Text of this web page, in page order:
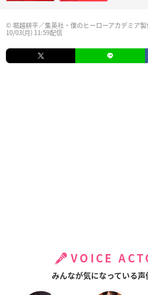
© 堀越耕平／集英社・僕のヒーローアカデミア
10/03(月) 11:59配信
VOICE
みんなが気になっている声